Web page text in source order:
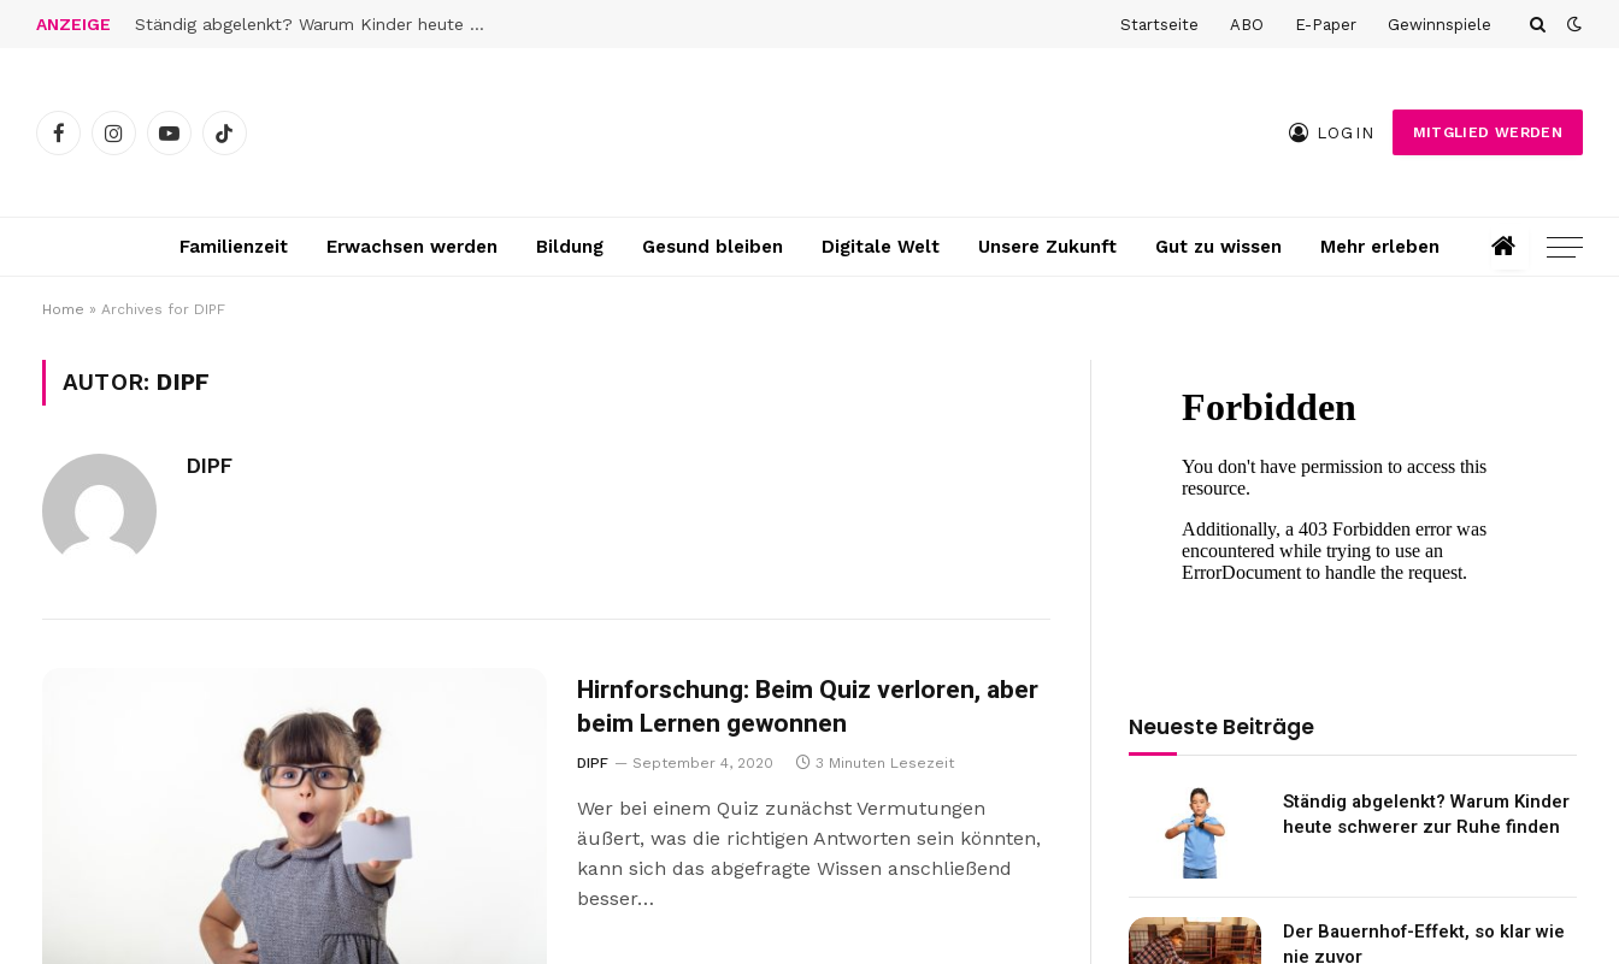
ANZEIGE Ständig abgelenkt? Warum Kinder heute schwerer zur Ruhe finden Startseite ABO E-Paper Gewinnspiele
FacebookInstagramYouTubeTikTok
LOGIN MITGLIED WERDEN
Familienzeit Erwachsen werden Bildung Gesund bleiben Digitale Welt Unsere Zukunft Gut zu wissen Mehr erleben
Home » Archives for DIPF
AUTOR: DIPF
DIPF
Hirnforschung: Beim Quiz verloren, aber
beim Lernen gewonnen
DIPF September 4, 2020 3 Minuten Lesezeit
Wer bei einem Quiz zunächst Vermutungen
äußert, was die richtigen Antworten sein könnten,
kann sich das abgefragte Wissen anschließend
besser…
Neueste Beiträge
Ständig abgelenkt? Warum Kinder
heute schwerer zur Ruhe finden
Der Bauernhof-Effekt, so klar wie
nie zuvor